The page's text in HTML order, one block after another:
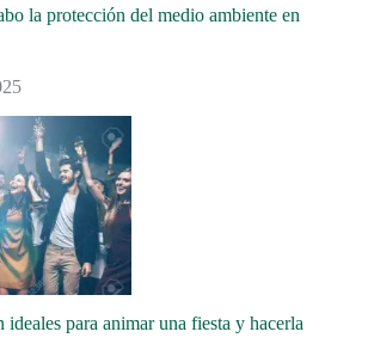
la protección del medio ambiente en
ideales para animar una fiesta y hacerla